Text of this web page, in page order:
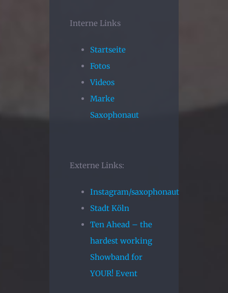
Interne Links
Startseite
Fotos
Videos
Marke
Saxophonaut
Externe Links:
Instagram/saxophonaut
Stadt Köln
Ten Ahead – the
hardest working
Showband for
YOUR! Event